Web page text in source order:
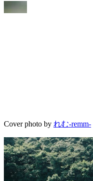
Cover photo by れむ-remm-